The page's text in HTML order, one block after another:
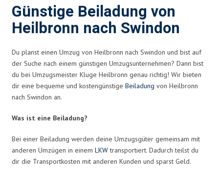
Günstige Beiladung von
Heilbronn nach Swindon
Du planst einen Umzug von Heilbronn nach Swindon und bist auf
der Suche nach einem günstigen Umzugsunternehmen? Dann bist
du bei Umzugsmeister Kluge Heilbronn genau richtig! Wir bieten
dir eine bequeme und kostengünstige Beiladung von Heilbronn
nach Swindon an.
Was ist eine Beiladung?
Bei einer Beiladung werden deine Umzugsgüter gemeinsam mit
anderen Umzügen in einem LKWtransportiert. Dadurch teilst du
dir die Transportkosten mit anderen Kunden und sparst Geld.